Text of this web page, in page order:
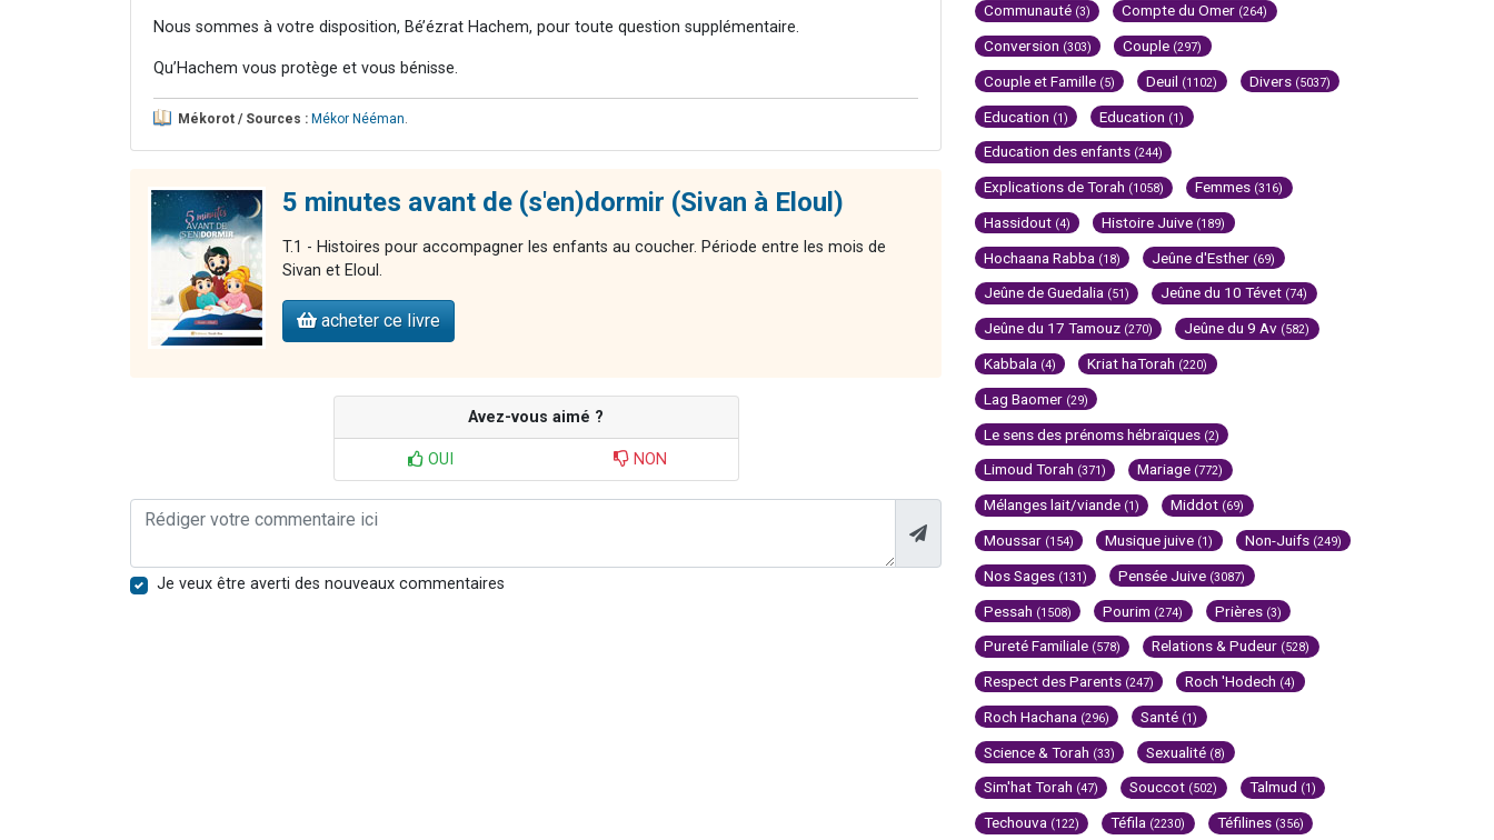
Nous sommes à votre disposition, Bé’ézrat Hachem, pour toute question supplémentaire.
Qu’Hachem vous protège et vous bénisse.
Mékorot / Sources : Mékor Nééman
5 minutes avant de (s'en)dormir (Sivan à Eloul)
T.1 - Histoires pour accompagner les enfants au coucher. Période entre les mois de
Sivan et Eloul.
acheter ce livre
Avez-vous aimé ?
OUI NON
Je veux être averti des nouveaux commentaires
Communauté (3) Compte du Omer (264)
Conversion (303) Couple (297)
Couple et Famille (5) Deuil (1102) Divers (5037)
Education (1) Education (1)
Education des enfants (244)
Explications de Torah (1058) Femmes (316)
Hassidout (4) Histoire Juive (189)
Hochaana Rabba (18) Jeûne d'Esther (69)
Jeûne de Guedalia (51) Jeûne du 10 Tévet (74)
Jeûne du 17 Tamouz (270) Jeûne du 9 Av (582)
Kabbala (4) Kriat haTorah (220)
Lag Baomer (29)
Le sens des prénoms hébraïques (2)
Limoud Torah (371) Mariage (772)
Mélanges lait/viande (1) Middot (69)
Moussar (154) Musique juive (1) Non-Juifs (249)
Nos Sages (131) Pensée Juive (3087)
Pessah (1508) Pourim (274) Prières (3)
Pureté Familiale (578) Relations & Pudeur (528)
Respect des Parents (247) Roch 'Hodech (4)
Roch Hachana (296) Santé (1)
Science & Torah (33) Sexualité (8)
Sim'hat Torah (47) Souccot (502) Talmud (1)
Techouva (122) Téfila (2230) Téfilines (356)